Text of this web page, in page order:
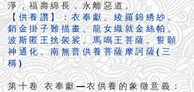
淨，福壽綿長，永離惡道。
【供養讚】：衣奉獻。綾羅錦綉紗。
銷金掛子難描畫。龍女織就金絲帕。
波斯匿王捨袈裟。馬鳴王菩薩。誓願
神通化。南無普供養菩薩摩訶薩(三
稱)
第十卷 衣奉獻—衣供養的象徵意義：